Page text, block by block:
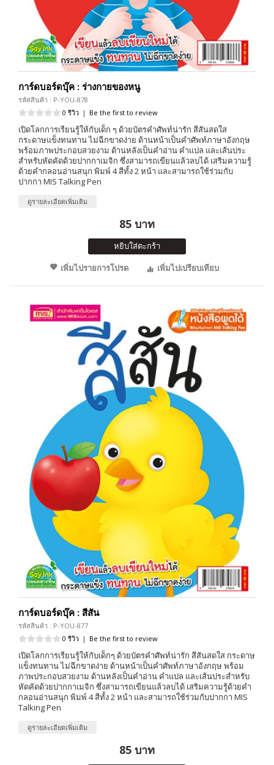
การ์ดบอร์ดบุ๊ค : ร่างกายของหนู
รหัสสินค้า : P-YOU-878
0 รีวิว | Be the first to review
เปิดโลกการเรียนรู้ให้กับเด็ก ๆ ด้วยบัตรคำศัพท์น่ารัก สีสันสดใส
กระดาษแข็งทนทาน ไม่ฉีกขาดง่าย ด้านหน้าเป็นคำศัพท์ภาษาอังกฤษ
พร้อมภาพประกอบสวยงาม ด้านหลังเป็นคำอ่าน คำแปล และเส้นประ
สำหรับหัดคัดด้วยปากกาเมจิก ซึ่งสามารถเขียนแล้วลบได้ เสริมความรู้
ด้วยคำกลอนอ่านสนุก พิมพ์ 4 สีทั้ง 2 หน้า และสามารถใช้ร่วมกับ
ปากกา MIS Talking Pen
ดูรายละเอียดเพิ่มเติม
85 บาท
หยิบใส่ตะกร้า
เพิ่มไปรายการโปรด
เพิ่มไปเปรียบเทียบ
การ์ดบอร์ดบุ๊ค : สีสัน
รหัสสินค้า : P-YOU-877
0 รีวิว | Be the first to review
เปิดโลกการเรียนรู้ให้กับเด็กๆ ด้วยบัตรคำศัพท์น่ารัก สีสันสดใส กระดาษ
แข็งทนทาน ไม่ฉีกขาดง่าย ด้านหน้าเป็นคำศัพท์ภาษาอังกฤษ พร้อม
ภาพประกอบสวยงาม ด้านหลังเป็นคำอ่าน คำแปล และเส้นประสำหรับ
หัดคัดด้วยปากกาเมจิก ซึ่งสามารถเขียนแล้วลบได้ เสริมความรู้ด้วยคำ
กลอนอ่านสนุก พิมพ์ 4 สีทั้ง 2 หน้า และสามารถใช้ร่วมกับปากกา MIS
Talking Pen
ดูรายละเอียดเพิ่มเติม
85 บาท